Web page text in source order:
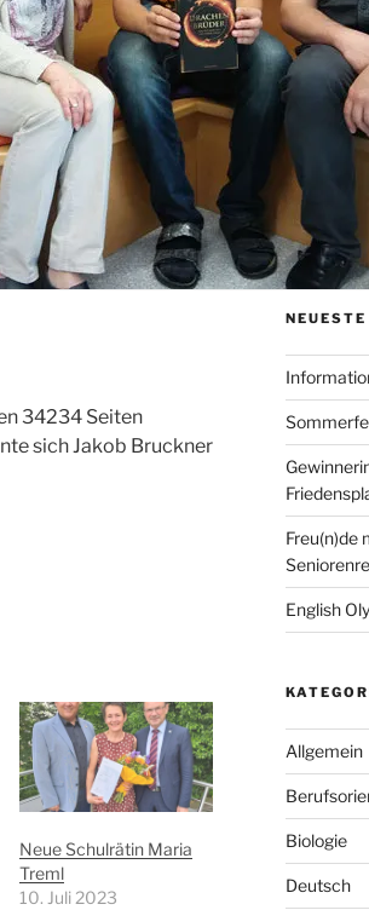
34234 Seiten
sich Jakob Bruckner
Neue Schulrätin Maria
Treml
10. Juli 2023
Freu(n)de
English
Allgemein
Biologie
Deutsch